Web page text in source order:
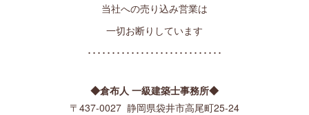
当社への売り込み営業は
一切お断りしています
････････････････････････････
◆倉布人 一級建築士事務所◆
〒437-0027 静岡県袋井市高尾町25-24